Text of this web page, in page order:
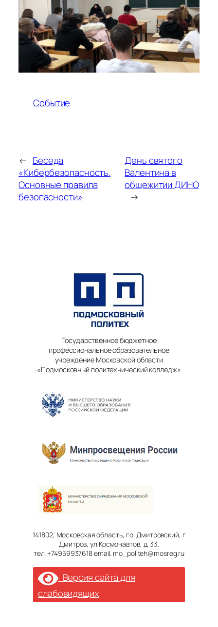
Событие
← Беседа
«Кибербезопасность.
Основные правила
безопасности»
День святого
Валентина в
общежитии ДИНО
→
Государственное бюджетное
профессиональное образовательное
учреждение Московской области
«Подмосковный политехнический колледж»
141802, Московская область, г.о. Дмитровский, г
Дмитров, ул Космонавтов, д. 33.
тел. +74959937618 email. mo_politeh@mosreg.ru
Версия сайта для
слабовидящих